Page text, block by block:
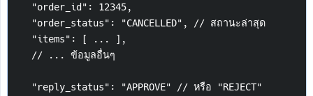
  "order_id": 12345,
  "order_status": "CANCELLED", // สถานะล่าสุด
  "items": [ ... ],
  // ... ข้อมูลอื่นๆ
  "reply_status": "APPROVE" // หรือ "REJECT"